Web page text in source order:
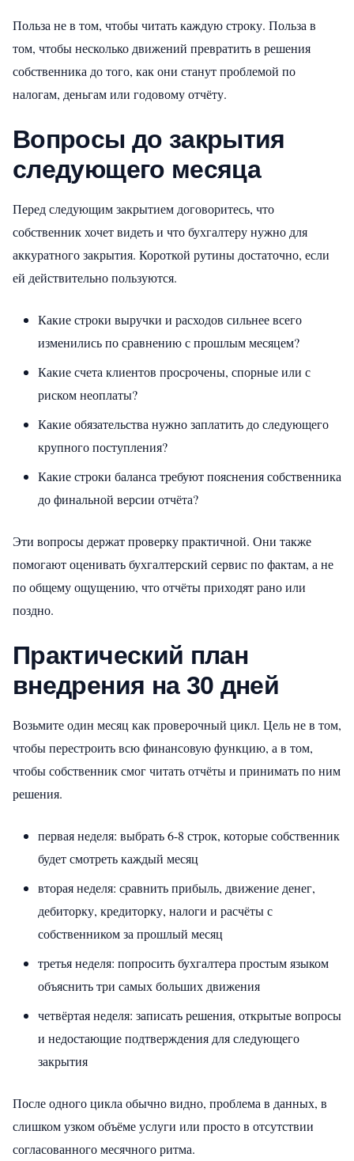
Польза не в том, чтобы читать каждую строку. Польза в
том, чтобы несколько движений превратить в решения
собственника до того, как они станут проблемой по
налогам, деньгам или годовому отчёту.
Вопросы до закрытия
следующего месяца
Перед следующим закрытием договоритесь, что
собственник хочет видеть и что бухгалтеру нужно для
аккуратного закрытия. Короткой рутины достаточно, если
ей действительно пользуются.
Какие строки выручки и расходов сильнее всего
изменились по сравнению с прошлым месяцем?
Какие счета клиентов просрочены, спорные или с
риском неоплаты?
Какие обязательства нужно заплатить до следующего
крупного поступления?
Какие строки баланса требуют пояснения собственника
до финальной версии отчёта?
Эти вопросы держат проверку практичной. Они также
помогают оценивать бухгалтерский сервис по фактам, а не
по общему ощущению, что отчёты приходят рано или
поздно.
Практический план
внедрения на 30 дней
Возьмите один месяц как проверочный цикл. Цель не в том,
чтобы перестроить всю финансовую функцию, а в том,
чтобы собственник смог читать отчёты и принимать по ним
решения.
первая неделя: выбрать 6-8 строк, которые собственник
будет смотреть каждый месяц
вторая неделя: сравнить прибыль, движение денег,
дебиторку, кредиторку, налоги и расчёты с
собственником за прошлый месяц
третья неделя: попросить бухгалтера простым языком
объяснить три самых больших движения
четвёртая неделя: записать решения, открытые вопросы
и недостающие подтверждения для следующего
закрытия
После одного цикла обычно видно, проблема в данных, в
слишком узком объёме услуги или просто в отсутствии
согласованного месячного ритма.